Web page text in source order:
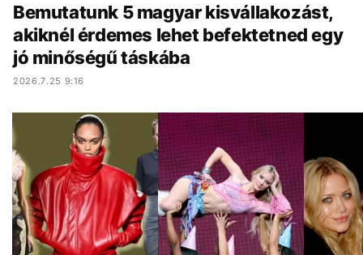
Bemutatunk 5 magyar kisvállakozást,
akiknél érdemes lehet befektetned egy
jó minőségű táskába
2026.7.25 9:16